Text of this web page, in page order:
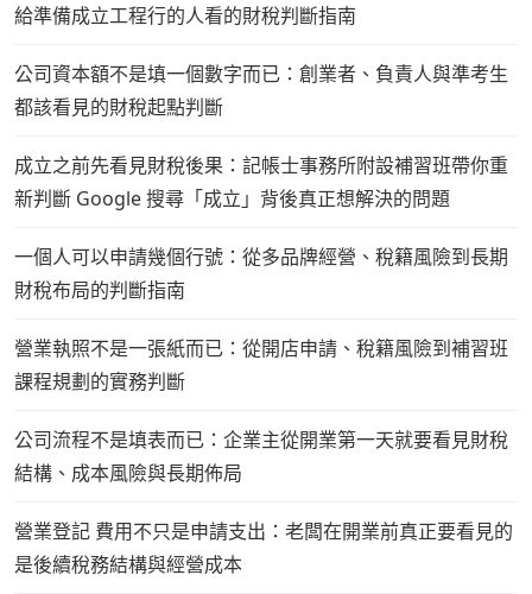
給準備成立工程行的人看的財稅判斷指南
公司資本額不是填一個數字而已：創業者、負責人與準考生
都該看見的財稅起點判斷
成立之前先看見財稅後果：記帳士事務所附設補習班帶你重
新判斷 Google 搜尋「成立」背後真正想解決的問題
一個人可以申請幾個行號：從多品牌經營、稅籍風險到長期
財稅布局的判斷指南
營業執照不是一張紙而已：從開店申請、稅籍風險到補習班
課程規劃的實務判斷
公司流程不是填表而已：企業主從開業第一天就要看見財稅
結構、成本風險與長期佈局
營業登記 費用不只是申請支出：老闆在開業前真正要看見的
是後續稅務結構與經營成本